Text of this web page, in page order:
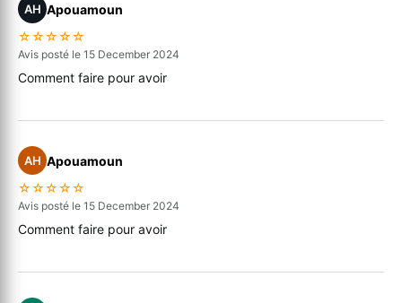
AH Apouamoun
☆☆☆☆☆
Avis posté le 15 December 2024
Comment faire pour avoir
AH Apouamoun
☆☆☆☆☆
Avis posté le 15 December 2024
Comment faire pour avoir